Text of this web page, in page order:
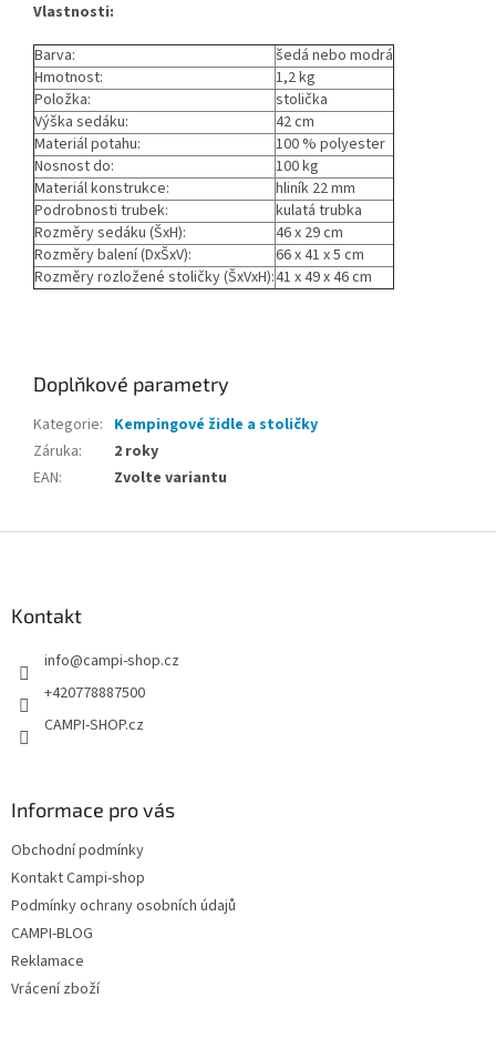
Vlastnosti:
Barva:
šedá nebo modrá
Hmotnost:
1,2 kg
Položka:
stolička
Výška sedáku:
42 cm
Materiál potahu:
100 % polyester
Nosnost do:
100 kg
Materiál konstrukce:
hliník 22 mm
Podrobnosti trubek:
kulatá trubka
Rozměry sedáku (ŠxH):
46 x 29 cm
Rozměry balení (DxŠxV):
66 x 41 x 5 cm
Rozměry rozložené stoličky (ŠxVxH):41 x 49 x 46 cm
Doplňkové parametry
Kategorie: Kempingové židle a stoličky
Záruka:
2 roky
EAN: Zvolte variantu
Kontakt
info@campi-shop.cz
+420778887500
CAMPI-SHOP.cz
Informace pro vás
Obchodní podmínky
Kontakt Campi-shop
Podmínky ochrany osobních údajů
CAMPI-BLOG
Reklamace
Vrácení zboží